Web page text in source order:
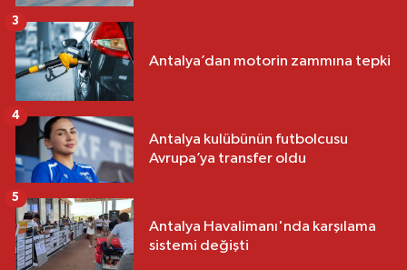
Antalya’dan motorin zammına tepki
3
Antalya kulübünün futbolcusu
Avrupa’ya transfer oldu
4
Antalya Havalimanı'nda karşılama
sistemi değişti
5